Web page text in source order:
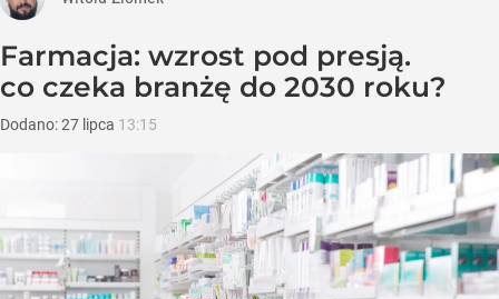
Farmacja: wzrost pod presją.
co czeka branżę do 2030 roku?
Dodano:27 lipca 13:15